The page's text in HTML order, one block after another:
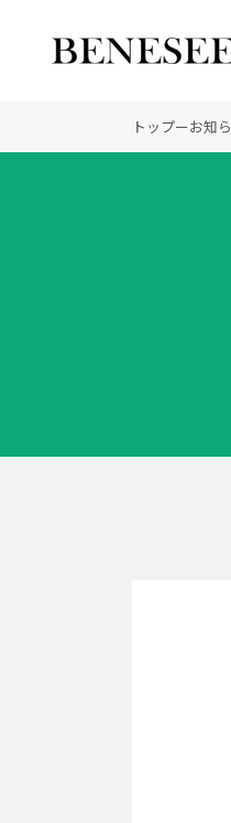
公式オンラインショップ
ビジネスサイト
トップーお知